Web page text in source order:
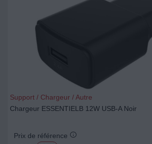
Support / Chargeur / Autre
Chargeur ESSENTIELB 12W USB-A Noir
Prix de référence